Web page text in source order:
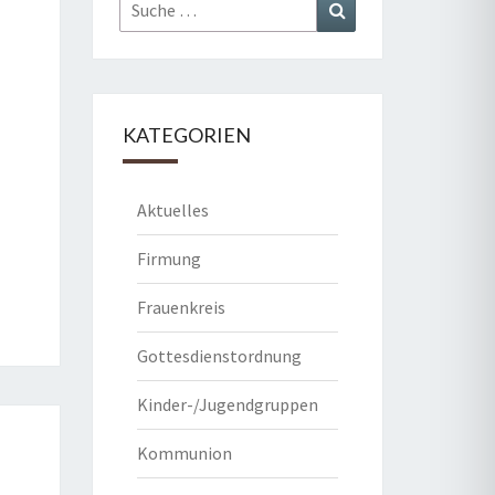
nach:
KATEGORIEN
Aktuelles
Firmung
Frauenkreis
Gottesdienstordnung
Kinder-/Jugendgruppen
Kommunion